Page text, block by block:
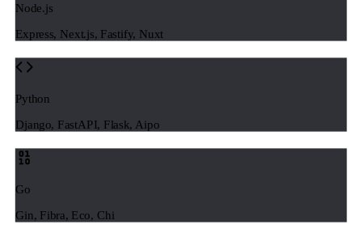
Node.js
Express, Next.js, Fastify, Nuxt
Python
Django, FastAPI, Flask, Aipo
Go
Gin, Fibra, Eco, Chi